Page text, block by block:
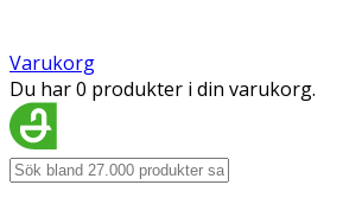
Varukorg
Du har 0 produkter i din varukorg.